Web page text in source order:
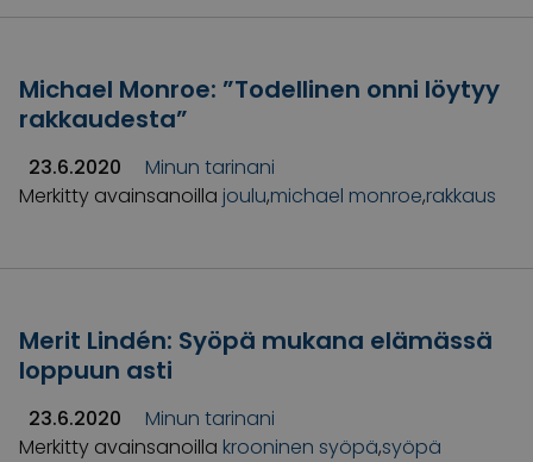
Michael Monroe: ”Todellinen onni löytyy
rakkaudesta”
23.6.2020
Minun tarinani
Merkitty avainsanoilla joulu,michael monroe,rakkaus
Merit Lindén: Syöpä mukana elämässä
loppuun asti
23.6.2020
Minun tarinani
Merkitty avainsanoilla krooninen syöpä,syöpä